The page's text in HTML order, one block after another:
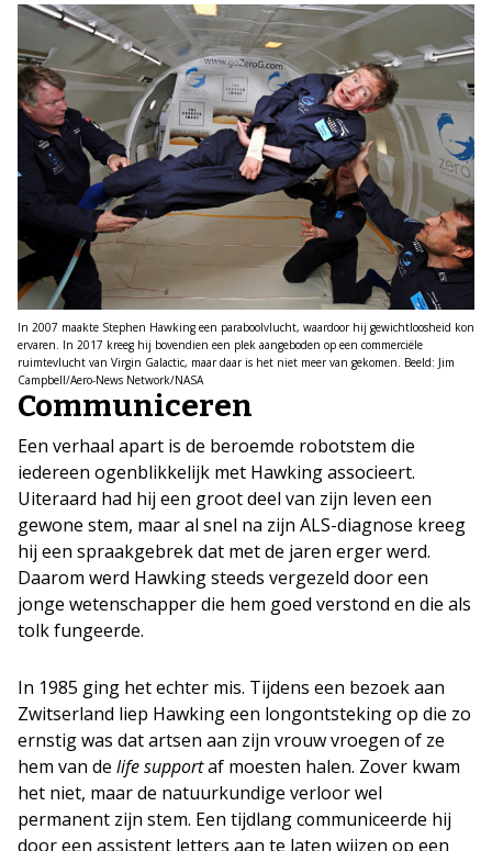
In 2007 maakte Stephen Hawking een paraboolvlucht, waardoor hij gewichtloosheid kon
ervaren. In 2017 kreeg hij bovendien een plek aangeboden op een commerciële
ruimtevlucht van Virgin Galactic, maar daar is het niet meer van gekomen. Beeld: Jim
Campbell/Aero-News Network/NASA
Communiceren
Een verhaal apart is de beroemde robotstem die
iedereen ogenblikkelijk met Hawking associeert.
Uiteraard had hij een groot deel van zijn leven een
gewone stem, maar al snel na zijn ALS-diagnose kreeg
hij een spraakgebrek dat met de jaren erger werd.
Daarom werd Hawking steeds vergezeld door een
jonge wetenschapper die hem goed verstond en die als
tolk fungeerde.
In 1985 ging het echter mis. Tijdens een bezoek aan
Zwitserland liep Hawking een longontsteking op die zo
ernstig was dat artsen aan zijn vrouw vroegen of ze
hem van de life supportaf moesten halen. Zover kwam
het niet, maar de natuurkundige verloor wel
permanent zijn stem. Een tijdlang communiceerde hij
door een assistent letters aan te laten wijzen op een